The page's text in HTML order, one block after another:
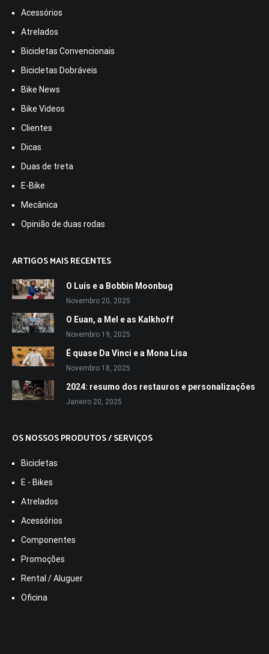
Acessórios
Atrelados
Bicicletas Convencionais
Bicicletas Dobráveis
Bike News
Bike Videos
Clientes
Dicas
Duas de treta
E-Bike
Mecânica
Opinião de duas rodas
ARTIGOS MAIS RECENTES
O Luís e a Bobbin Moonbug
Novembro 20, 2025
O Euan, a Mel e as Kalkhoff
Novembro 19, 2025
É quase Da Vinci e a Mona Lisa
Novembro 18, 2025
2024: resumo dos restauros e personalizações
Janeiro 20, 2025
OS NOSSOS PRODUTOS / SERVIÇOS
Bicicletas
E - Bikes
Atrelados
Acessórios
Componentes
Promoções
Rental / Aluguer
Oficina